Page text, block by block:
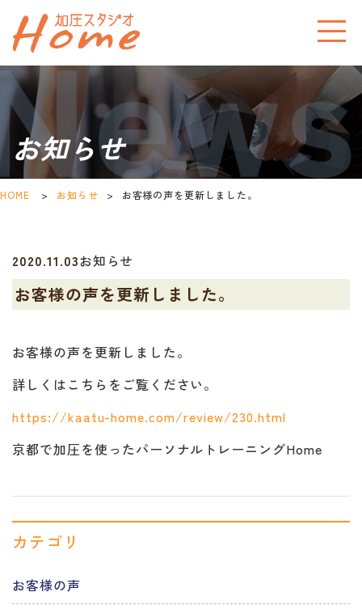
お知らせ
HOME > お知らせ > お客様の声を更新しました。
2020.11.03お知らせ
お客様の声を更新しました。
お客様の声を更新しました。
詳しくはこちらをご覧ください。
https://kaatu-home.com/review/230.html
京都で加圧を使ったパーソナルトレーニングHome
カテゴリ
お客様の声